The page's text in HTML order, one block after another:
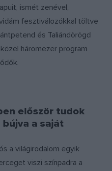
ismét zenével,
fesztiválozókkal töltve
és Taliándörögd
háromezer program
először tudok
a saját
a világirodalom egyik
viszi színpadra a